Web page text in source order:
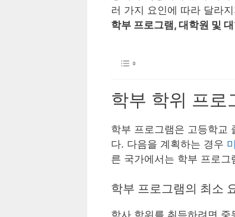
러 가지 요인에 따라 달라
학부 프로그램, 대학원 및
학부 학위 프로
학부 프로그램은 고등학교
다. 다음을 계획하는 경우
른 국가에서는 학부 프로
학부 프로그램의 최소